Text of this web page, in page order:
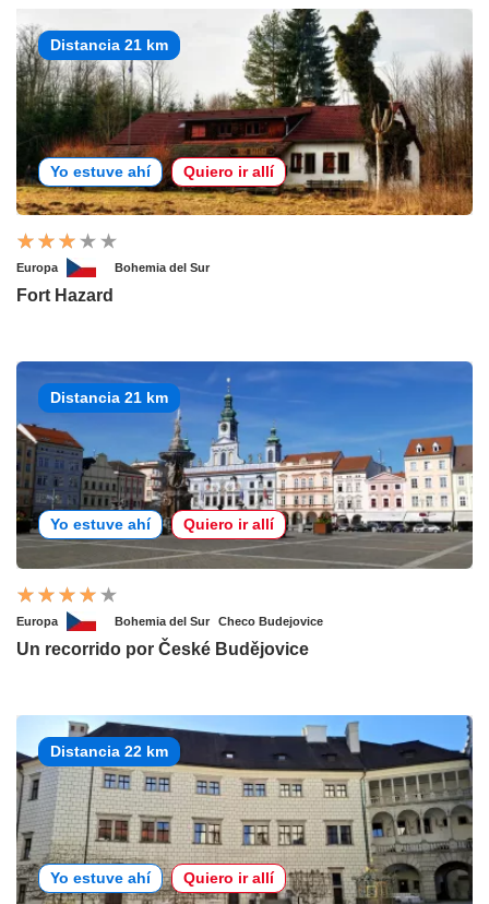
Distancia 21 km
Yo estuve ahí Quiero ir allí
Europa Bohemia del Sur
Fort Hazard
Distancia 21 km
Yo estuve ahí Quiero ir allí
Europa Bohemia del Sur Checo Budejovice
Un recorrido por České Budějovice
Distancia 22 km
Yo estuve ahí Quiero ir allí